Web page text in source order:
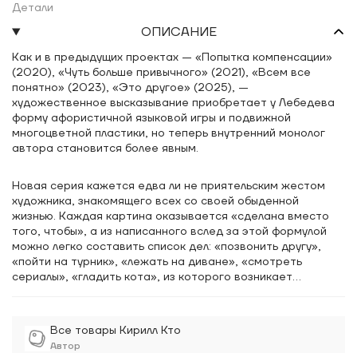
Все товары Кирилл Кто
Автор
Детали
ОПИСАНИЕ
Как и в предыдущих проектах — «Попытка компенсации»
(2020), «Чуть больше привычного» (2021), «Всем все
понятно» (2023), «Это другое» (2025), —
художественное высказывание приобретает у Лебедева
форму афористичной языковой игры и подвижной
многоцветной пластики, но теперь внутренний монолог
автора становится более явным.
Новая серия кажется едва ли не приятельским жестом
художника, знакомящего всех со своей обыденной
жизнью. Каждая картина оказывается «сделана вместо
того, чтобы», а из написанного вслед за этой формулой
можно легко составить список дел: «позвонить другу»,
«пойти на турник», «лежать на диване», «смотреть
сериалы», «гладить кота», из которого возникает
занятия современный художник способен превратить в
часть работы.